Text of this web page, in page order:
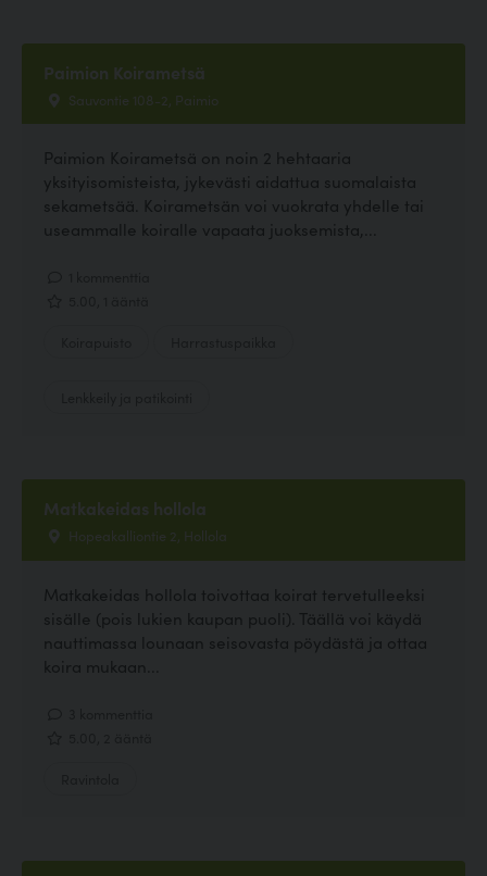
Paimion Koirametsä
Sauvontie 108-2, Paimio
Paimion Koirametsä on noin 2 hehtaaria
yksityisomisteista, jykevästi aidattua suomalaista
sekametsää. Koirametsän voi vuokrata yhdelle tai
useammalle koiralle vapaata juoksemista,...
Matkakeidas hollola
Hopeakalliontie 2, Hollola
Matkakeidas hollola toivottaa koirat tervetulleeksi
sisälle (pois lukien kaupan puoli). Täällä voi käydä
nauttimassa lounaan seisovasta pöydästä ja ottaa
koira mukaan...